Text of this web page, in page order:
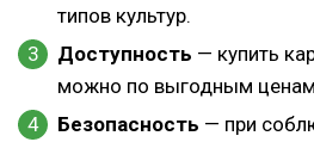
типов культур.
Доступность — купить
можно по выгодным
Безопасность — при